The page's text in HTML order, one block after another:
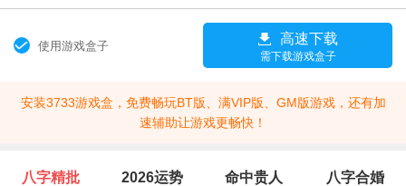
使用游戏盒子 高速下载
需下载游戏盒子
安装3733游戏盒，免费畅玩BT版、满VIP版、GM版游戏，还有加
速辅助让游戏更畅快！
八字精批 2026运势 命中贵人 八字合婚